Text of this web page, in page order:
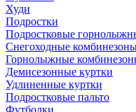
Худи
Подростки
Подростковые
Снегоходные
Горнолыжные
Демисезонные куртки
Удлиненные куртки
Подростковые пальто
Футболки